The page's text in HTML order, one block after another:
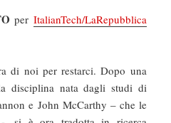
per ItalianTech/LaRepubblica
di noi per restarci. Dopo una
disciplina nata dagli studi di
e John McCarthy – che le